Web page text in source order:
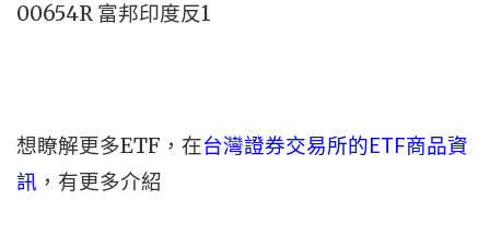
00654R 富邦印度反1
想瞭解更多ETF，在台灣證券交易所的ETF商品資
訊 ，有更多介紹